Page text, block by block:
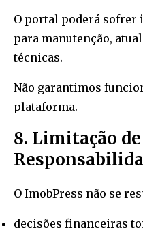
O portal poderá
para manutenção,
técnicas.
Não garantimos
plataforma.
8. Limitação de
O ImobPress não se
decisões financeiras